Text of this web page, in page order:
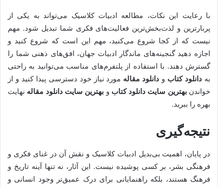
با رعایت این نکات، مطالعه ادبیات کلاسیک می‌تواند به یکی از
پربارترین و لذت‌بخش‌ترین فعالیت‌های فکری شما تبدیل شود. مهم
نیست که از کجا شروع می‌کنید، مهم این است که شروع کنید و
اجازه دهید گنجینه‌های ماندگار ادبیات جهان، افق‌های ذهنی شما را
گسترش دهند. با استفاده از پلتفرم‌های مناسب می‌توانید به راحتی
به دانلود کتاب و دانلود مقاله مورد نیاز خود دسترسی پیدا کنید و از
خواندنبهترین سایت دانلود کتاب و بهترین سایت دانلود مقاله نهایت
بهره را ببرید.
نتیجه‌گیری
در پایان، اهمیت بی‌بدیل ادبیات کلاسیک و نقش آن در غنای فکری و
فرهنگی بشر، بر کسی پوشیده نیست. این آثار، نه تنها آینه تاریخ و
فرهنگ هستند، بلکه راهنمایانی برای درک عمیق‌تر وجود انسانی و